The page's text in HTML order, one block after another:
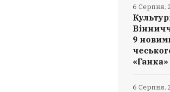
9
«Ганка»
6 Серпня,
6 Серпня,